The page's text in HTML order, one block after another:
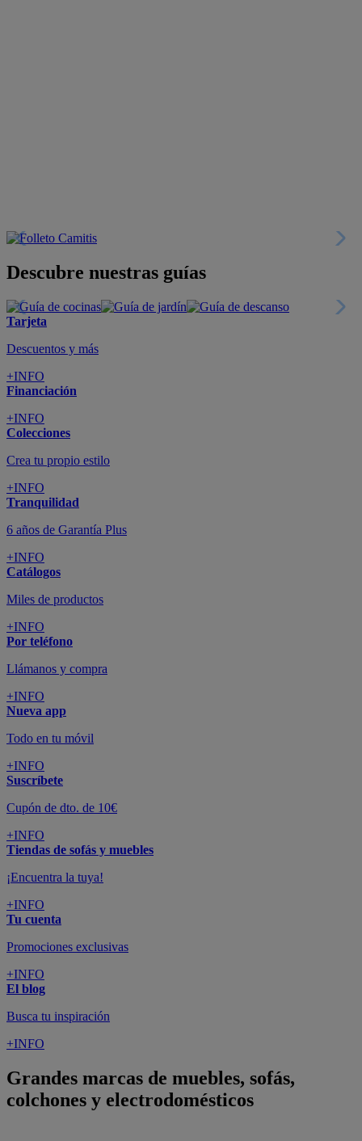
Descubre nuestras guías
Tarjeta
Descuentos y más
+INFO
Financiación
+INFO
Colecciones
Crea tu propio estilo
+INFO
Tranquilidad
6 años de Garantía Plus
+INFO
Catálogos
Miles de productos
+INFO
Por teléfono
Llámanos y compra
+INFO
Nueva app
Todo en tu móvil
+INFO
Suscríbete
Cupón de dto. de 10€
+INFO
Tiendas de sofás y muebles
¡Encuentra la tuya!
+INFO
Tu cuenta
Promociones exclusivas
+INFO
El blog
Busca tu inspiración
+INFO
Grandes marcas de muebles, sofás,
colchones y electrodomésticos